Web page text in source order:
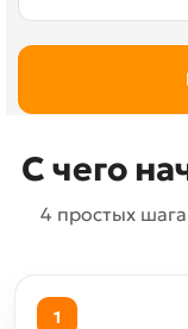
С чего
4 простых
1